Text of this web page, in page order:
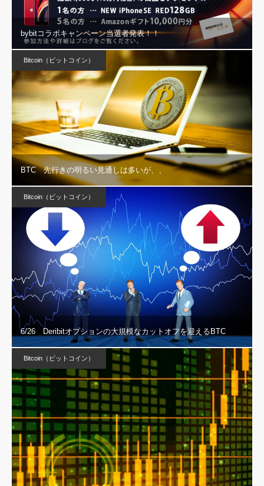
bybitコラボキャンペーン当選者発表！！
Bitcoin（ビットコイン）
BTC 先行きの明るい見通しは多いが、、
Bitcoin（ビットコイン）
6/26 Deribitオプションの大規模なカットオフを迎えるBTC
Bitcoin（ビットコイン）